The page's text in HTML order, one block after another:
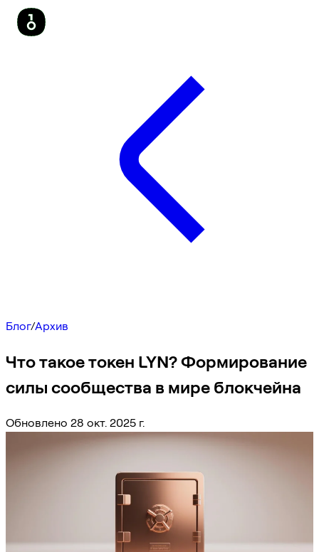
Блог/Архив
Что такое токен LYN? Формирование
силы сообщества в мире блокчейна
Обновлено 28 окт. 2025 г.